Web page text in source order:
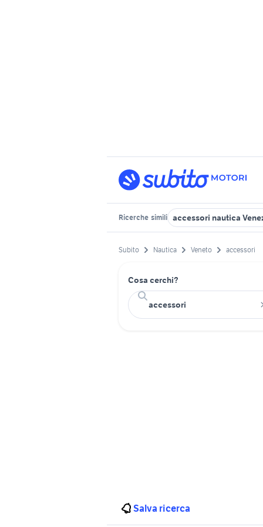
Ricerche simili accessori nautica
Subito Nautica Veneto accessori
Cosa cerchi?
Salva ricerca